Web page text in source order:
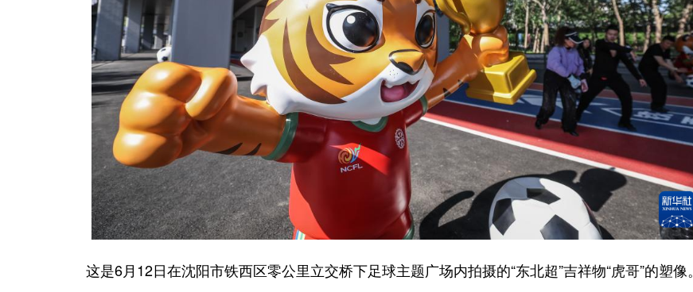
这是6月12日在沈阳市铁西区零公里立交桥下足球主题广场内拍摄的“东北超”吉祥物“虎哥”的塑像。